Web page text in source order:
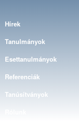
Hírek
Tanulmányok
Esettanulmányok
Referenciák
Tanúsítványok